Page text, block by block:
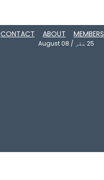
MEMBERS
ABOUT
CONTACT
25 صَفَر /
August 08